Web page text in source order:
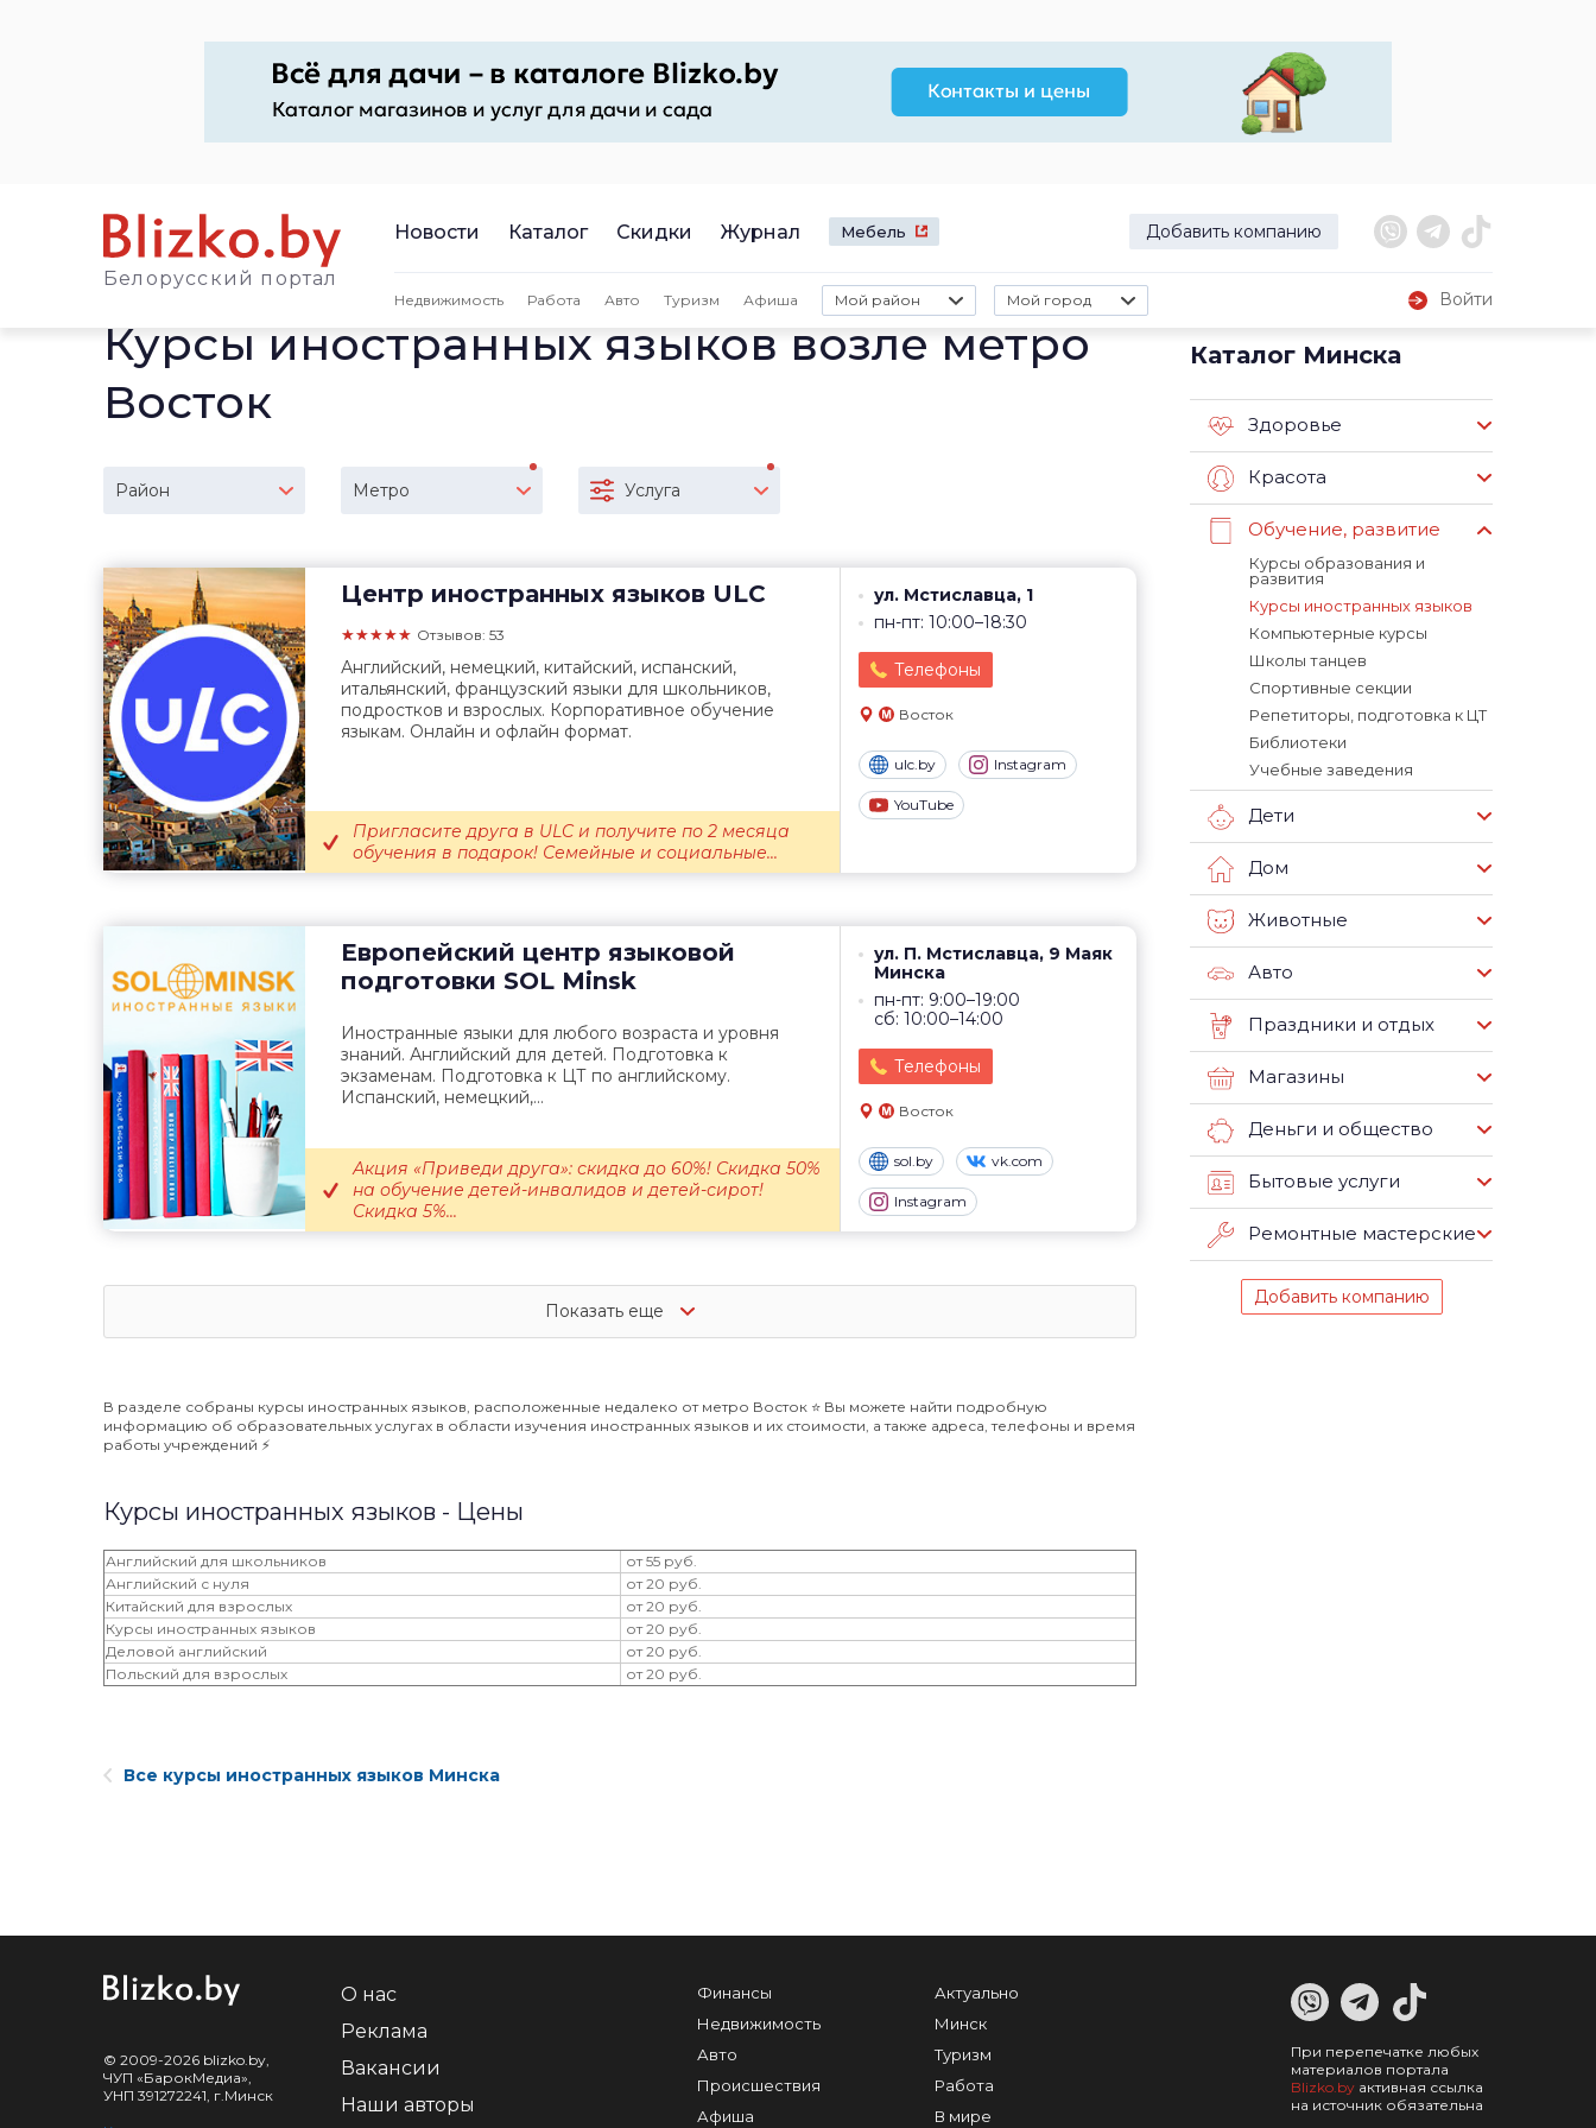
Белорусский портал
Новости Каталог Скидки Журнал Мебель Добавить компанию
Недвижимость Работа Авто Туризм Афиша Мой район Мой город Войти
Курсы иностранных языков возле метро
Восток
Район Метро Услуга
Центр иностранных языков ULC
★★★★★ Отзывов: 53
ул. Мстиславца, 1
пн-пт: 10:00–18:30
Телефоны
Восток
ulc.by Instagram
YouTube
Английский, немецкий, китайский, испанский,
итальянский, французский языки для школьников,
подростков и взрослых. Корпоративное обучение
языкам. Онлайн и офлайн формат.
Пригласите друга в ULC и получите по 2 месяца
обучения в подарок! Семейные и социальные...
Европейский центр языковой
подготовки SOL Minsk
ул. П. Мстиславца, 9 Маяк
Минска
пн-пт: 9:00–19:00
сб: 10:00–14:00
Телефоны
Восток
sol.by vk.com
Instagram
Иностранные языки для любого возраста и уровня
знаний. Английский для детей. Подготовка к
экзаменам. Подготовка к ЦТ по английскому.
Испанский, немецкий,...
Акция «Приведи друга»: скидка до 60%! Скидка 50%
на обучение детей-инвалидов и детей-сирот!
Скидка 5%...
Показать еще
В разделе собраны курсы иностранных языков, расположенные недалеко от метро Восток ⭐️ Вы можете найти подробную
информацию об образовательных услугах в области изучения иностранных языков и их стоимости, а также адреса, телефоны и время
работы учреждений ⚡️
Курсы иностранных языков - Цены
Английский для школьников
от 55 руб.
Английский с нуля
от 20 руб.
Китайский для взрослых
от 20 руб.
Курсы иностранных языков
от 20 руб.
Деловой английский
от 20 руб.
Польский для взрослых
от 20 руб.
Каталог Минска
Здоровье
Красота
Обучение, развитие
Курсы образования и
развития
Курсы иностранных языков
Компьютерные курсы
Школы танцев
Спортивные секции
Репетиторы, подготовка к ЦТ
Библиотеки
Учебные заведения
Дети
Дом
Животные
Авто
Праздники и отдых
Магазины
Деньги и общество
Бытовые услуги
Ремонтные мастерские
Добавить компанию
Все курсы иностранных языков Минска
© 2009-2026 blizko.by,
ЧУП «БарокМедиа»,
УНП 391272241, г.Минск
О нас
Реклама
Вакансии
Наши авторы
Финансы
Недвижимость
Авто
Происшествия
Афиша
Актуально
Минск
Туризм
Работа
В мире
При перепечатке любых
материалов портала
Blizko.by активная ссылка
на источник обязательна